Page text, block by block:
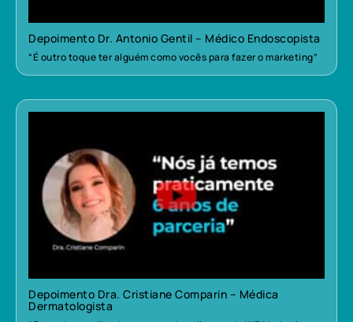
Depoimento Dr. Antonio Gentil – Médico Endoscopista
“É outro toque ter alguém como vocês para fazer o marketing”
Depoimento Dra. Cristiane Comparin – Médica
Dermatologista